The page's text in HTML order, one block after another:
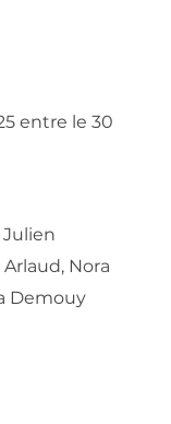
entre le 30
Nora
Demouy